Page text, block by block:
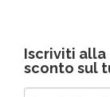
manutenere le viti
prodotti a prezzi
obiettivo è quello di
qualsiasi tua
Iscriviti alla
sconto sul